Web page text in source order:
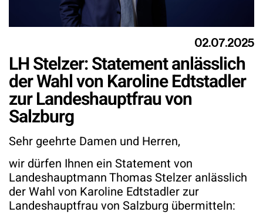
02.07.2025
LH Stelzer: Statement anlässlich
der Wahl von Karoline Edtstadler
zur Landeshauptfrau von
Salzburg
Sehr geehrte Damen und Herren,
wir dürfen Ihnen ein Statement von
Landeshauptmann Thomas Stelzer anlässlich
der Wahl von Karoline Edtstadler zur
Landeshauptfrau von Salzburg übermitteln: